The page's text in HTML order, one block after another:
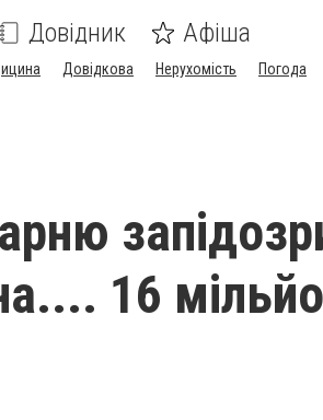
Довідник Афіша
Довідкова Нерухомість Погода
16